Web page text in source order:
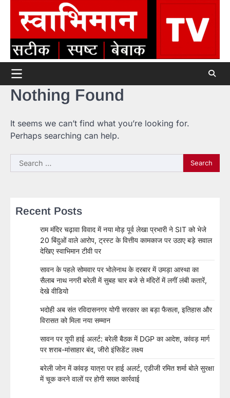
content
Nothing Found
It seems we can’t find what you’re looking for.
Perhaps searching can help.
Search
for:
Recent Posts
राम मंदिर चढ़ावा विवाद में नया मोड़ पूर्व लेखा प्रभारी ने SIT को भेजे
20 बिंदुओं वाले आरोप, ट्रस्ट के वित्तीय कामकाज पर उठाए बड़े सवाल
देखिए स्वाभिमान टीवी पर
सावन के पहले सोमवार पर भोलेनाथ के दरबार में उमड़ा आस्था का
सैलाब नाथ नगरी बरेली में सुबह चार बजे से मंदिरों में लगीं लंबी कतारें,
देखे वीडियो
भदोही अब संत रविदासनगर योगी सरकार का बड़ा फैसला, इतिहास और
विरासत को मिला नया सम्मान
सावन पर यूपी हाई अलर्ट: बरेली बैठक में DGP का आदेश, कांवड़ मार्ग
पर शराब-मांसाहार बंद, जीरो इंसिडेंट लक्ष्य
बरेली जोन में कांवड़ यात्रा पर हाई अलर्ट, एडीजी रमित शर्मा बोले सुरक्षा
में चूक करने वालों पर होगी सख्त कार्रवाई